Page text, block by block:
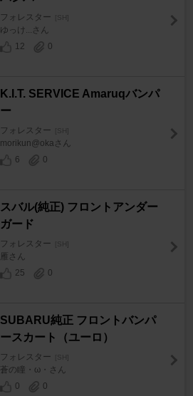
フォレスター [SH]
ゆっけ...さん
12
0
K.I.T. SERVICE Amaruqバンパ
ー
フォレスター [SH]
morikun@okaさん
6
0
スバル(純正) フロントアンダー
ガード
フォレスター [SH]
雁さん
25
0
SUBARU純正 フロントバンパ
ースカート（ユーロ）
フォレスター [SH]
蒼の瞳・ω・さん
0
0